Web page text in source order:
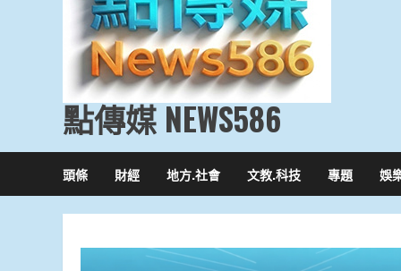
點傳媒 NEWS586
頭條 財經 地方.社會 文教.科技 專題 娛